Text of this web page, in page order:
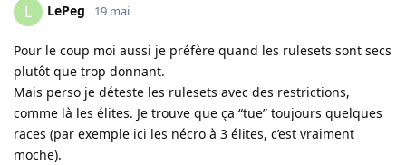
L LePeg 19 mai
Pour le coup moi aussi je préfère quand les rulesets sont secs
plutôt que trop donnant.
Mais perso je déteste les rulesets avec des restrictions,
comme là les élites. Je trouve que ça “tue” toujours quelques
races (par exemple ici les nécro à 3 élites, c’est vraiment
moche).